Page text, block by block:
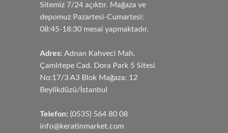
Sitemiz 7/24 açıktır. Mağaza ve
depomuz Pazartesi-Cumartesi:
08:45-18:30 mesai yapmaktadır.
Adres: Adnan Kahveci Mah.
Çamlıtepe Cad. Dora Park 5 Sitesi
No:17/3 A3 Blok Mağaza: 12
Beylikdüzü/İstanbul
Telefon: (0535) 564 80 08
info@keratinmarket.com